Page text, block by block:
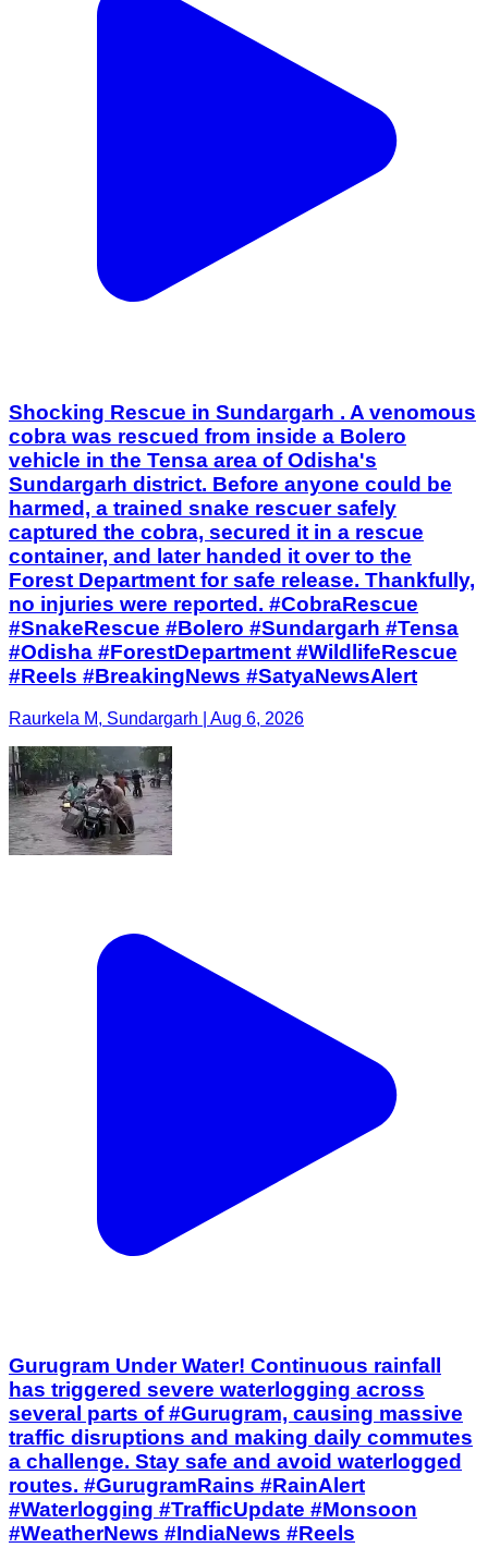
Shocking Rescue in Sundargarh . A venomous
cobra was rescued from inside a Bolero
vehicle in the Tensa area of Odisha's
Sundargarh district. Before anyone could be
harmed, a trained snake rescuer safely
captured the cobra, secured it in a rescue
container, and later handed it over to the
Forest Department for safe release. Thankfully,
no injuries were reported. #CobraRescue
#SnakeRescue #Bolero #Sundargarh #Tensa
#Odisha #ForestDepartment #WildlifeRescue
#Reels #BreakingNews #SatyaNewsAlert
Raurkela M, Sundargarh | Aug 6, 2026
Gurugram Under Water! Continuous rainfall
has triggered severe waterlogging across
several parts of #Gurugram, causing massive
traffic disruptions and making daily commutes
a challenge. Stay safe and avoid waterlogged
routes. #GurugramRains #RainAlert
#Waterlogging #TrafficUpdate #Monsoon
#WeatherNews #IndiaNews #Reels